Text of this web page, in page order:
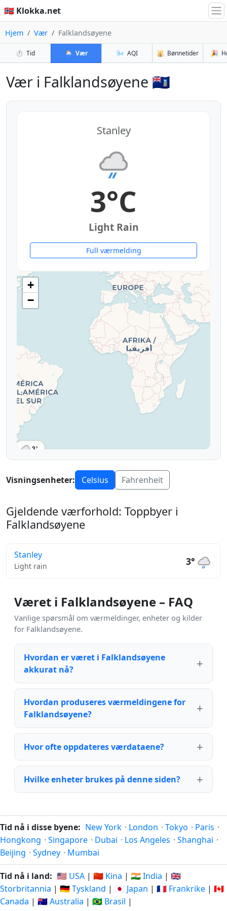
🇳🇴 Klokka.net
Hjem Vær Falklandsøyene
⏱️ Tid 🌦️ Vær 🌬️ AQI 🕌 Bønnetider 🎉
Vær i Falklandsøyene 🇫🇰
Stanley
3°C
Light Rain
Full værmelding
3°
+
−
Visningsenheter: Celsius Fahrenheit
Gjeldende værforhold: Toppbyer i
Falklandsøyene
Stanley
Light rain 3°
Været i Falklandsøyene – FAQ
Vanlige spørsmål om værmeldinger, enheter og kilder
for Falklandsøyene.
Hvordan er været i Falklandsøyene
akkurat nå?
Hvordan produseres værmeldingene for
Falklandsøyene?
Hvor ofte oppdateres værdataene?
Hvilke enheter brukes på denne siden?
Tid nå i disse byene: New York · London · Tokyo · Paris ·
Hongkong · Singapore · Dubai · Los Angeles · Shanghai ·
Beijing · Sydney · Mumbai
Tid nå i land: 🇺🇸 USA | 🇨🇳 Kina | 🇮🇳 India | 🇬🇧
Storbritannia | 🇩🇪 Tyskland | 🇯🇵 Japan | 🇫🇷 Frankrike | 🇨🇦
Canada | 🇦🇺 Australia | 🇧🇷 Brasil |